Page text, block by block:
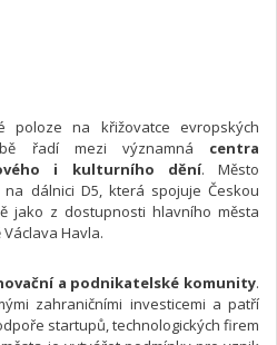
na křižovatce evropských
řadí mezi významná centra
i kulturního dění. Město
dálnici D5, která spojuje Českou
jako z dostupnosti hlavního města
Havla.
a podnikatelské komunity.
zahraničními investicemi a patří
startupů, technologických firem